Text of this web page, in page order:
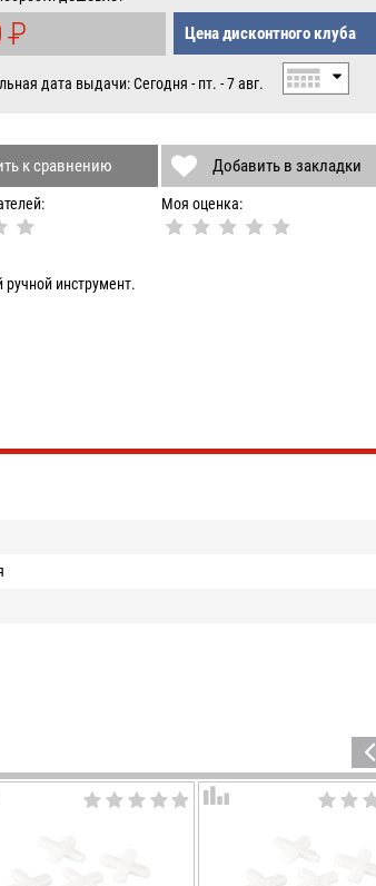
P
УБ.
Цена дисконтного клуба
дата выдачи: Сегодня - пт. - 7 авг.
к сравнению Добавить в закладки
Моя оценка:
ручной инструмент.